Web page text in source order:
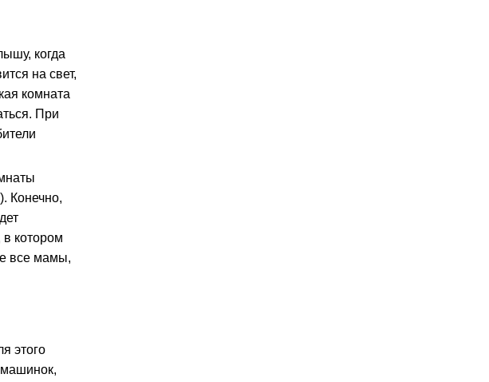
когда
на свет,
комната
При
Конечно,
котором
все мамы,
этого